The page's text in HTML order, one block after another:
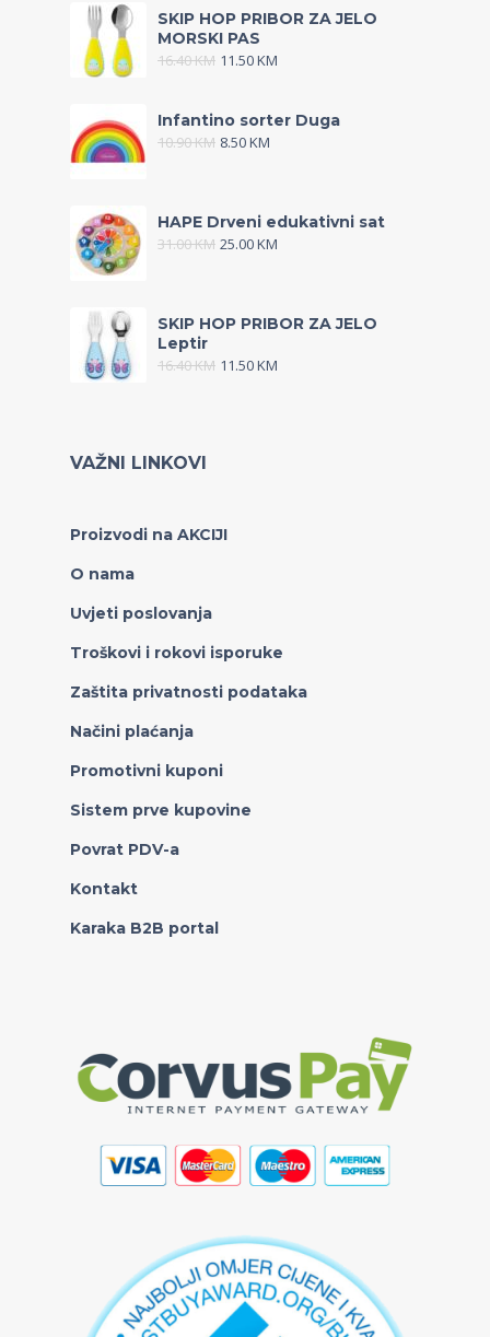
SKIP HOP PRIBOR ZA JELO
MORSKI PAS
16.40KM 11.50KM
Infantino sorter Duga
10.90KM 8.50KM
HAPE Drveni edukativni sat
31.00KM 25.00KM
SKIP HOP PRIBOR ZA JELO
Leptir
16.40KM 11.50KM
VAŽNI LINKOVI
Proizvodi na AKCIJI
O nama
Uvjeti poslovanja
Troškovi i rokovi isporuke
Zaštita privatnosti podataka
Načini plaćanja
Promotivni kuponi
Sistem prve kupovine
Povrat PDV-a
Kontakt
Karaka B2B portal